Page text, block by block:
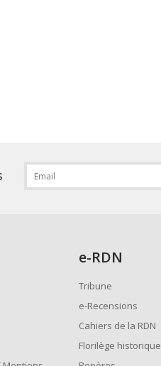
e-RDN
Tribune
e-Recensions
Cahiers de la RDN
Florilège historique